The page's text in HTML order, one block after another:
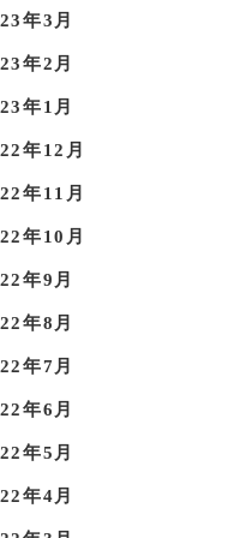
年3月
年2月
年1月
年12月
年11月
年10月
年9月
年8月
年7月
年6月
年5月
年4月